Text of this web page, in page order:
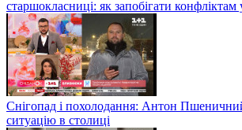
старшокласниці: як запобігати конфліктам
Снігопад і похолодання: Антон
ситуацію в столиці